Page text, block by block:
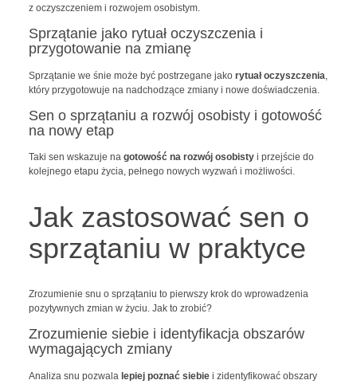
z oczyszczeniem i rozwojem osobistym.
Sprzątanie jako rytuał oczyszczenia i
przygotowanie na zmianę
Sprzątanie we śnie może być postrzegane jako rytuał oczyszczenia
który przygotowuje na nadchodzące zmiany i nowe doświadczenia.
Sen o sprzątaniu a rozwój osobisty i gotowość
na nowy etap
Taki sen wskazuje na gotowość na rozwój osobistyi przejście do
kolejnego etapu życia, pełnego nowych wyzwań i możliwości.
Jak zastosować sen o
sprzątaniu w praktyce
Zrozumienie snu o sprzątaniu to pierwszy krok do wprowadzenia
pozytywnych zmian w życiu. Jak to zrobić?
Zrozumienie siebie i identyfikacja obszarów
wymagających zmiany
Analiza snu pozwala lepiej poznać siebiei zidentyfikować obszary